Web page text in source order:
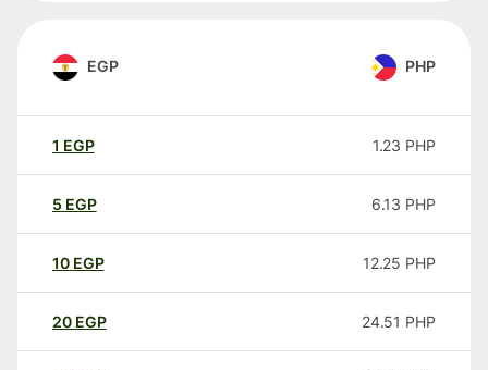
EGP PHP
1 EGP 1.23 PHP
5 EGP 6.13 PHP
10 EGP 12.25 PHP
20 EGP 24.51 PHP